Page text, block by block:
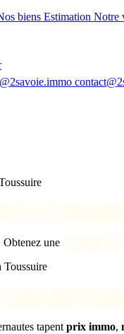
biens Estimation Notre
une
Toussuire
tapent prix immo,